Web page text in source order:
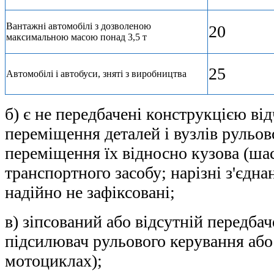
Вантажні автомобілі з дозволеною
максимальною масою понад 3,5 т
20
Автомобілі і автобуси, зняті з виробництва 25
б) є не передбачені конструкцією
переміщення деталей і вузлів
переміщення їх відносно кузова
транспортного засобу; нарізні
надійно не зафіксовані;
в) зіпсований або відсутній
підсилювач рульового керування
мотоциклах);